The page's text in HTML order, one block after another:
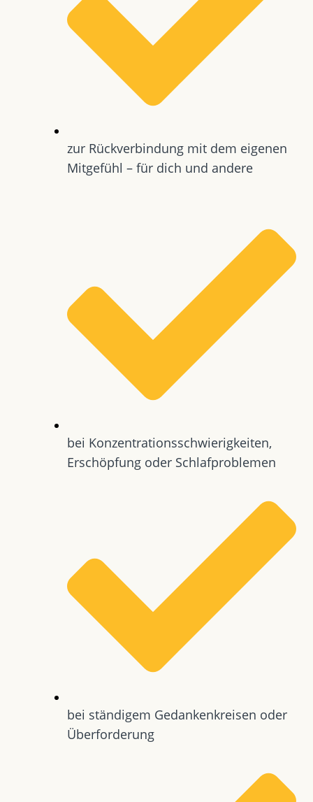
zur Rückverbindung mit dem eigenen
Mitgefühl – für dich und andere
bei Konzentrationsschwierigkeiten,
Erschöpfung oder Schlafproblemen
bei ständigem Gedankenkreisen oder
Überforderung